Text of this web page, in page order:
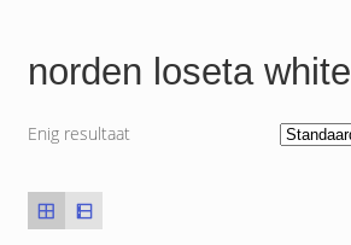
norden loseta white
Enig resultaat